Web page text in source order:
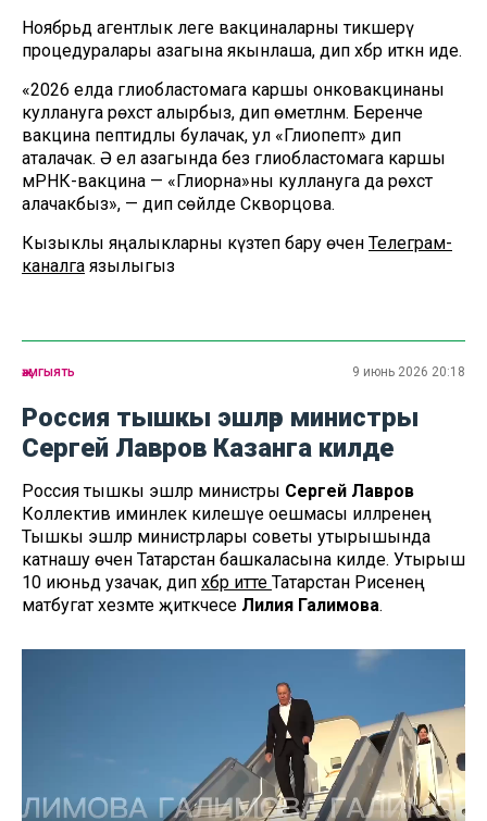
Ноябрьдә агентлык әлеге вакциналарны тикшерү
процедуралары азагына якынлаша, дип хәбәр иткән иде.
«2026 елда глиобластомага каршы онковакцинаны
куллануга рөхсәт алырбыз, дип өметләнәм. Беренче
вакцина пептидлы булачак, ул «Глиопепт» дип
аталачак. Ә ел азагында без глиобластомага каршы
мРНК-вакцина — «Глиорна»ны куллануга да рөхсәт
алачакбыз», — дип сөйләде Скворцова.
Кызыклы яңалыкларны күзәтеп бару өчен Телеграм-
каналга язылыгыз
җәмгыять 9 июнь 2026 20:18
Россия тышкы эшләр министры
Сергей Лавров Казанга килде
Россия тышкы эшләр министры Сергей Лавров
Коллектив иминлек килешүе оешмасы илләренең
Тышкы эшләр министрлары советы утырышында
катнашу өчен Татарстан башкаласына килде. Утырыш
10 июньдә узачак, дип хәбәр итте Татарстан Рәисенең
матбугат хезмәте җитәкчесе Лилия Галимова.